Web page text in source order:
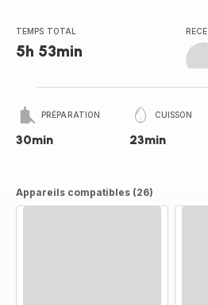
TEMPS TOTAL
5h 53min
PRÉPARATION
30min
CUISSON
23min
Appareils compatibles (26)